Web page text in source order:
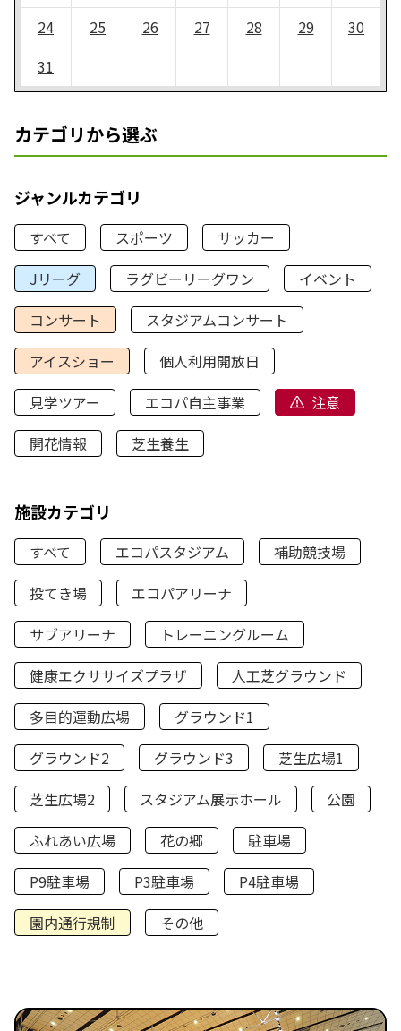
24
25 26 27 28 29
30
31
カテゴリから選ぶ
ジャンルカテゴリ
すべて スポーツ
サッカー
Jリーグ
ラグビーリーグワン
イベント
コンサート
スタジアムコンサート
アイスショー
個人利用開放日
見学ツアー
エコパ自主事業
注意
開花情報
芝生養生
施設カテゴリ
すべて エコパスタジアム
補助競技場
投てき場
エコパアリーナ
サブアリーナ
トレーニングルーム
健康エクササイズプラザ
人工芝グラウンド
多目的運動広場
グラウンド1
グラウンド2
グラウンド3
芝生広場1
芝生広場2
スタジアム展示ホール
公園
ふれあい広場
花の郷
駐車場
P9駐車場
P3駐車場
P4駐車場
園内通行規制
その他